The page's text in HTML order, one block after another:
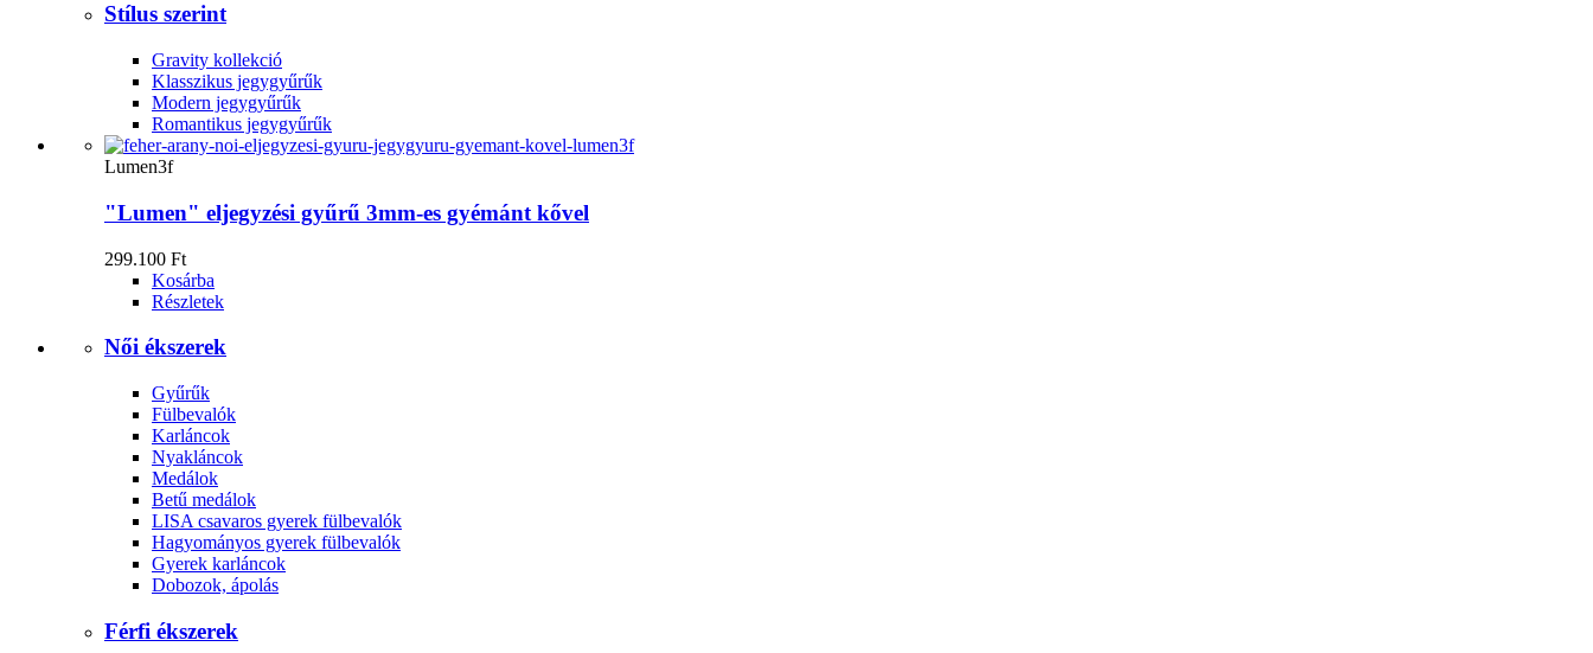
Stílus szerint
Gravity kollekció
Klasszikus jegygyűrűk
Modern jegygyűrűk
Romantikus jegygyűrűk
Lumen3f
"Lumen" eljegyzési gyűrű 3mm-es gyémánt kővel
299.100 Ft
Kosárba
Részletek
Női ékszerek
Gyűrűk
Fülbevalók
Karláncok
Nyakláncok
Medálok
Betű medálok
LISA csavaros gyerek fülbevalók
Hagyományos gyerek fülbevalók
Gyerek karláncok
Dobozok, ápolás
Férfi ékszerek